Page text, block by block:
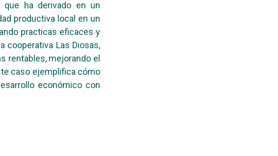
que ha derivado en un
productiva local en un
practicas eficaces y
cooperativa Las Diosas,
rentables, mejorando el
caso ejemplifica cómo
económico con